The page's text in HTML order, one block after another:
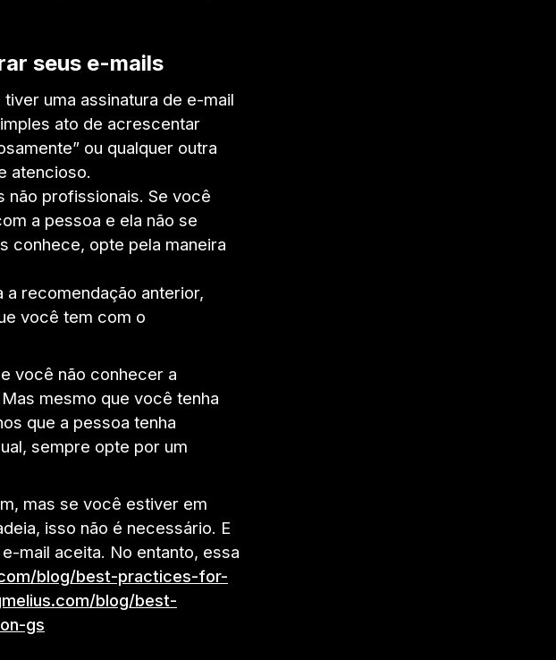
seus e-mails
uma assinatura de e-mail
ato de acrescentar
ou qualquer outra
atencioso.
não profissionais. Se você
a pessoa e ela não se
conhece, opte pela maneira
recomendação anterior,
você tem com o
você não conhecer a
mesmo que você tenha
que a pessoa tenha
sempre opte por um
mas se você estiver em
isso não é necessário. E
mail aceita. No entanto, essa
blog/best-practices-for-
blog/best-
gs